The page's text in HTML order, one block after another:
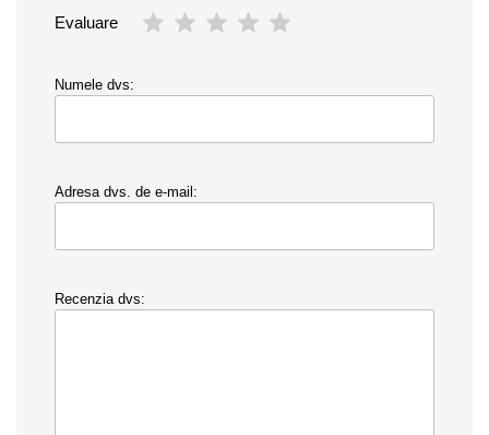
Evaluare
Numele dvs:
Adresa dvs. de e-mail:
Recenzia dvs: